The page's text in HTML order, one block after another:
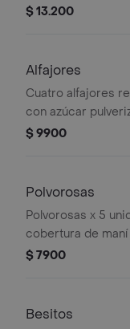
postre ligero.
$ 13.200
Alfajores
Cuatro alfajores
con azúcar
$ 9900
Polvorosas
Polvorosas x 5
cobertura de
colores.
$ 7900
Besitos